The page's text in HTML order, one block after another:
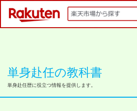
単身赴任の教科書
単身赴任歴に役立つ情報を提供します。